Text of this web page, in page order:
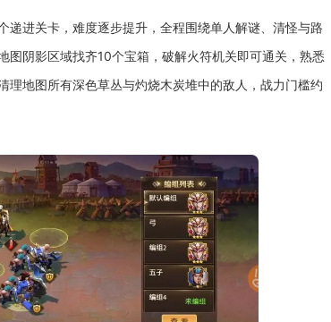
进关卡，难度逐步提升，全程围绕单人解谜、清怪与路
阴影区域找齐10个宝箱，破解火符机关即可通关，熟悉
地图所有深色草丛与灼烧木炭堆中的敌人，战力门槛约